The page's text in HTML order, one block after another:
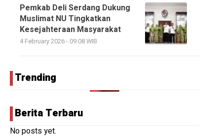
Pemkab Deli Serdang Dukung
Muslimat NU Tingkatkan
Kesejahteraan Masyarakat
4 February 2026 - 09:08 WIB
Trending
Berita Terbaru
No posts yet.